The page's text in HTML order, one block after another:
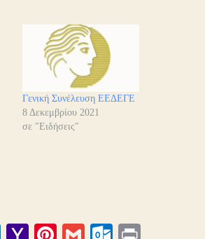
Γενική Συνέλευση ΕΕΔΕΓΕ
8 Δεκεμβρίου 2021
σε "Ειδήσεις"